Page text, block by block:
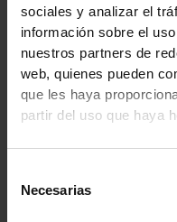
sociales y analizar el
información sobre el
nuestros partners de
web, quienes pueden
que les haya
partir del uso que haya
Necesarias
Dónde comprar